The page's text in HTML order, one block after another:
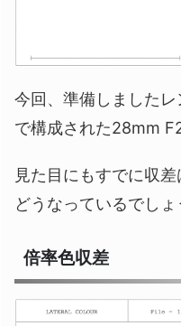
今回、準備しました
で構成された28mm
見た目にもすでに収
どうなっているでしょ
倍率色収差